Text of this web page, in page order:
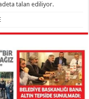
talan ediliyor.